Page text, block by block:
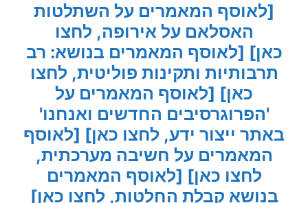
[לאוסף המאמרים על השתלטות
האסלאם על אירופה, לחצו
כאן] [לאוסף המאמרים בנושא: רב
תרבותיות ותקינות פוליטית, לחצו
כאן] [לאוסף המאמרים על
'הפרוגרסיבים החדשים ואנחנו'
באתר ייצור ידע, לחצו כאן] [לאוסף
המאמרים על חשיבה מערכתית,
לחצו כאן] [לאוסף המאמרים
בנושא קבלת החלטות, לחצו כאן]